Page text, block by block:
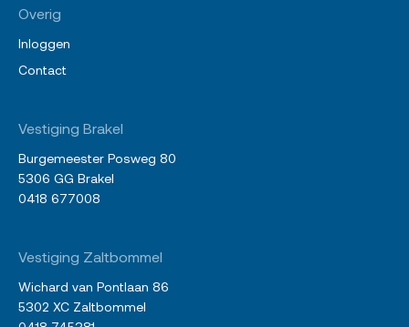
Overig
Inloggen
Contact
Vestiging Brakel
Burgemeester Posweg 80
5306 GG Brakel
0418 677008
Vestiging Zaltbommel
Wichard van Pontlaan 86
5302 XC Zaltbommel